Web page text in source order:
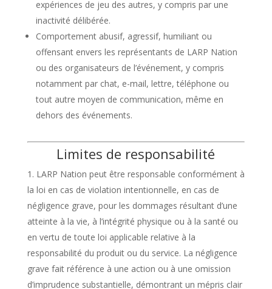
expériences de jeu des autres, y compris par une
inactivité délibérée.
Comportement abusif, agressif, humiliant ou
offensant envers les représentants de LARP Nation
ou des organisateurs de l’événement, y compris
notamment par chat, e-mail, lettre, téléphone ou
tout autre moyen de communication, même en
dehors des événements.
Limites de responsabilité
LARP Nation peut être responsable conformément à
la loi en cas de violation intentionnelle, en cas de
négligence grave, pour les dommages résultant d’une
atteinte à la vie, à l’intégrité physique ou à la santé ou
en vertu de toute loi applicable relative à la
responsabilité du produit ou du service. La négligence
grave fait référence à une action ou à une omission
d’imprudence substantielle, démontrant un mépris clair